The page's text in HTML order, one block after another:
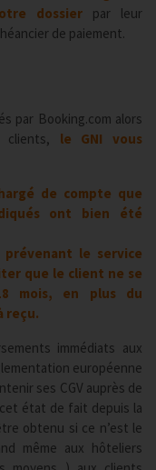
dossierpar leur
de paiement.
par Booking.com alors
le GNI vous
de compte que
ont bien été
prévenant le service
que le client ne se
mois, en plus du
reçu.
immédiats aux
européenne
ses CGV auprès de
état de fait depuis la
obtenu si ce n’est le
même aux hôteliers